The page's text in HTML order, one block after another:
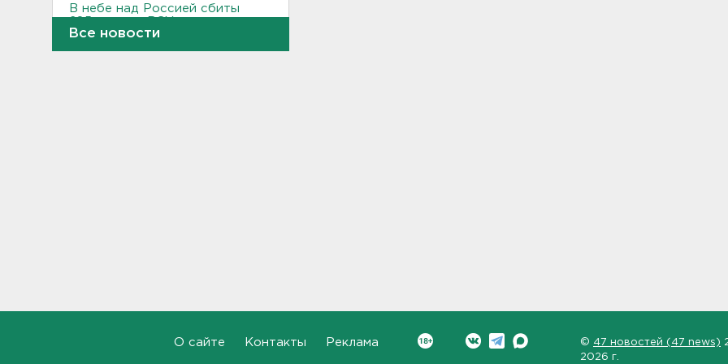
В небе над Россией сбиты
берегу Финского залива
Все новости
О сайте Контакты Реклама © 47 новостей (47 news)
2026 г.